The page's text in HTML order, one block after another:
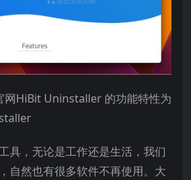
HiBit Uninstaller 的功能特性为
具，无论是工作还是生活，我们
自然也有很多软件不再使用。大